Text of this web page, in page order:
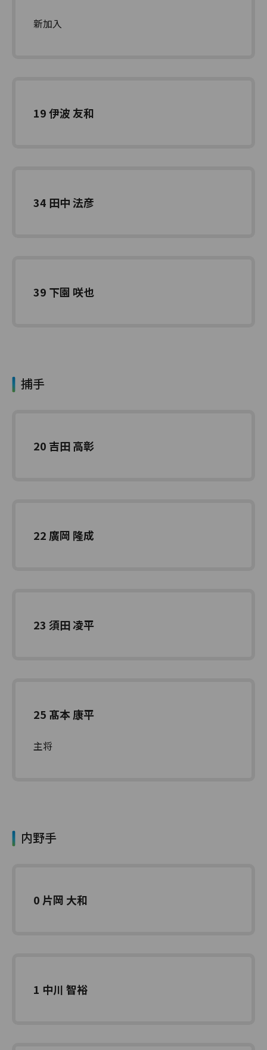
新加入
19 伊波 友和
34 田中 法彦
39 下園 咲也
捕手
20 吉田 高彰
22 廣岡 隆成
23 須田 凌平
25 髙本 康平
主将
内野手
0 片岡 大和
1 中川 智裕